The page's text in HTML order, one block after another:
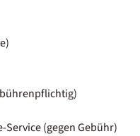
(gegen Gebühr)